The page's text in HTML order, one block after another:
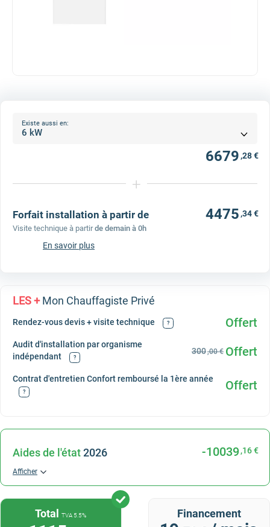
Existe aussi en:
6679 ,28 €
+
Forfait installation à partir de 4475 ,34 €
Visite technique à partir de demain à 0h
En savoir plus
LES +Mon Chauffagiste Privé
Rendez-vous devis + visite technique ? Offert
Audit d'installation par organisme
indépendant
? Offert
300,00 €
Contrat d'entretien Confort remboursé la 1ère année
? Offert
Aides de l'état2026 -10039,16 €
Afficher
TotalTVA 5.5% Financement